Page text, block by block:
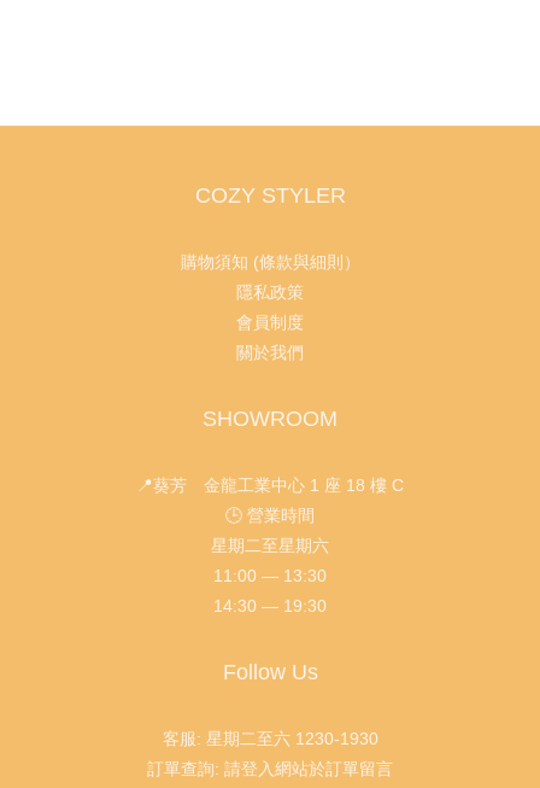
COZY STYLER
購物須知 (條款與細則）
隱私政策
會員制度
關於我們
SHOWROOM
📍葵芳 金龍工業中心 1 座 18 樓 C
🕒 營業時間
星期二至星期六
11:00 — 13:30
14:30 — 19:30
Follow Us
客服: 星期二至六 1230-1930
訂單查詢: 請登入網站於訂單留言